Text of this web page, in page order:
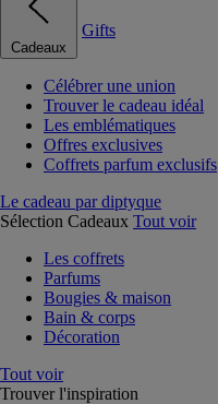
Cadeaux
Gifts
Célébrer une union
Trouver le cadeau idéal
Les emblématiques
Offres exclusives
Coffrets parfum exclusifs
Le cadeau par diptyque
Sélection Cadeaux Tout voir
Les coffrets
Parfums
Bougies & maison
Bain & corps
Décoration
Tout voir
Trouver l'inspiration